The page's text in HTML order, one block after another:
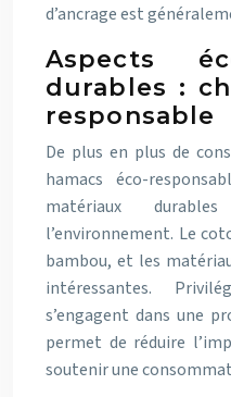
d’ancrage est
Aspects
durables :
responsable
De plus en plus de
hamacs éco-
matériaux
l’environnement. Le
bambou, et les
intéressantes.
s’engagent dans une
permet de réduire
soutenir une